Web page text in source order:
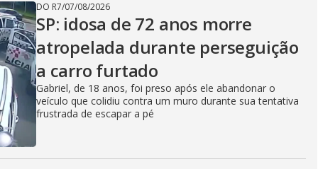
DO R7/07/08/2026
SP: idosa de 72 anos morre
atropelada durante perseguição
a carro furtado
Gabriel, de 18 anos, foi preso após ele abandonar o
veículo que colidiu contra um muro durante sua tentativa
frustrada de escapar a pé